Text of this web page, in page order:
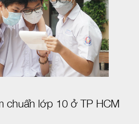
chuẩn lớp 10 ở TP HCM